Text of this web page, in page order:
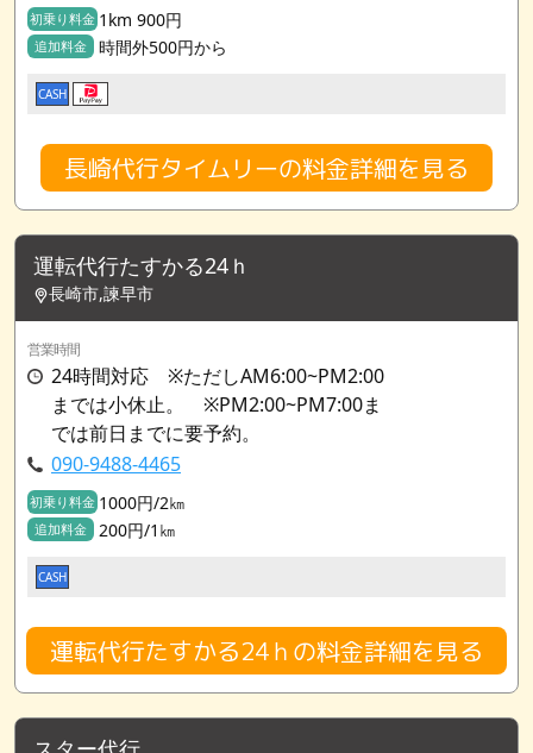
初乗り料金 1km 900円
追加料金 時間外500円から
CASH
長崎代行タイムリーの料金詳細を見る
運転代行たすかる24ｈ
長崎市,諫早市
営業時間
24時間対応 ※ただしAM6:00~PM2:00
までは小休止。 ※PM2:00~PM7:00ま
では前日までに要予約。
090-9488-4465
初乗り料金 1000円/2㎞
追加料金 200円/1㎞
CASH
運転代行たすかる24ｈの料金詳細を見る